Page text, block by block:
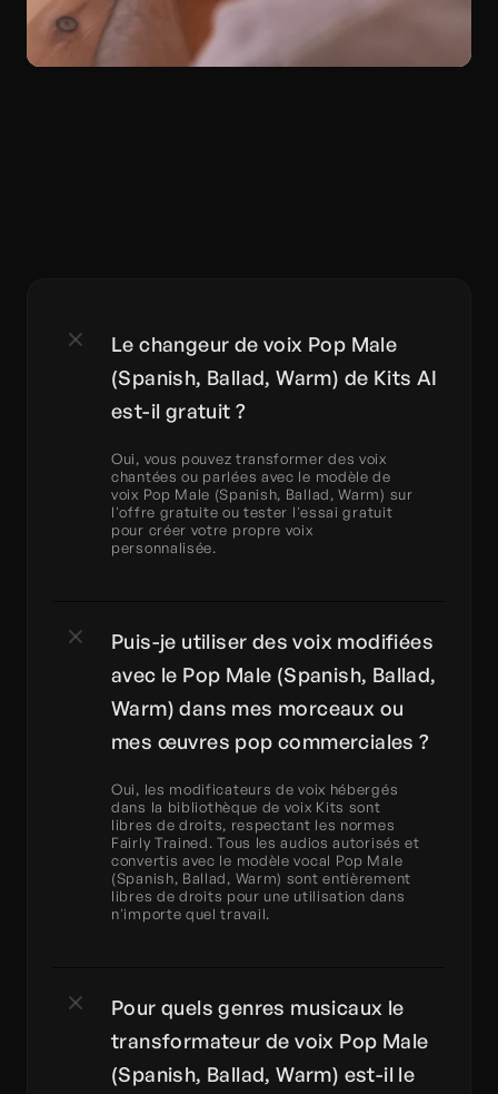
Le changeur de voix Pop Male
(Spanish, Ballad, Warm) de Kits AI
est-il gratuit ?
Oui, vous pouvez transformer des voix
chantées ou parlées avec le modèle de
voix Pop Male (Spanish, Ballad, Warm) sur
l'offre gratuite ou tester l'essai gratuit
pour créer votre propre voix
personnalisée.
Puis-je utiliser des voix modifiées
avec le Pop Male (Spanish, Ballad,
Warm) dans mes morceaux ou
mes œuvres pop commerciales ?
Oui, les modificateurs de voix hébergés
dans la bibliothèque de voix Kits sont
libres de droits, respectant les normes
Fairly Trained. Tous les audios autorisés et
convertis avec le modèle vocal Pop Male
(Spanish, Ballad, Warm) sont entièrement
libres de droits pour une utilisation dans
n'importe quel travail.
Pour quels genres musicaux le
transformateur de voix Pop Male
(Spanish, Ballad, Warm) est-il le